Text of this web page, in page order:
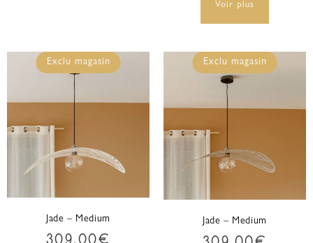
Voir plus
Jade – Medium
309,00€
Exclu magasin
Jade – Medium
Exclu magasin